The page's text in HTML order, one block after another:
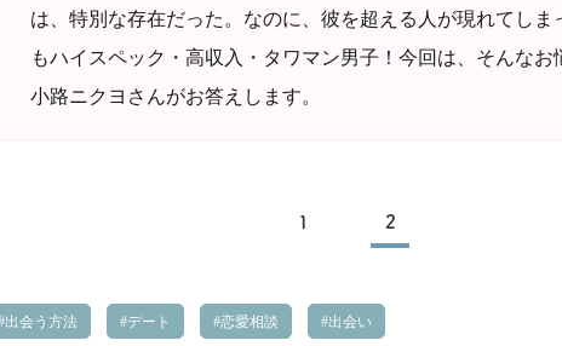
は、特別な存在だった。なのに、彼を超える人が現れてし
もハイスペック・高収入・タワマン男子！今回は、そんなお
小路ニクヨさんがお答えします。
1 2
出会う方法 デート 恋愛相談 出会い